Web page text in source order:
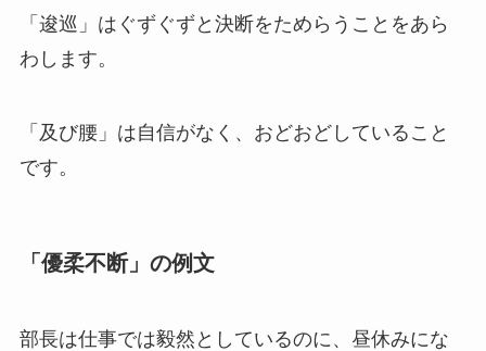
「逡巡」はぐずぐずと決断をためらうことをあら
わします。
「及び腰」は自信がなく、おどおどしていること
です。
「優柔不断」の例文
部長は仕事では毅然としているのに、昼休みにな